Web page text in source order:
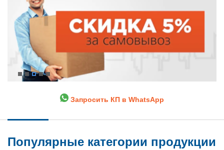
Запросить КП в WhatsApp
Популярные категории продукции